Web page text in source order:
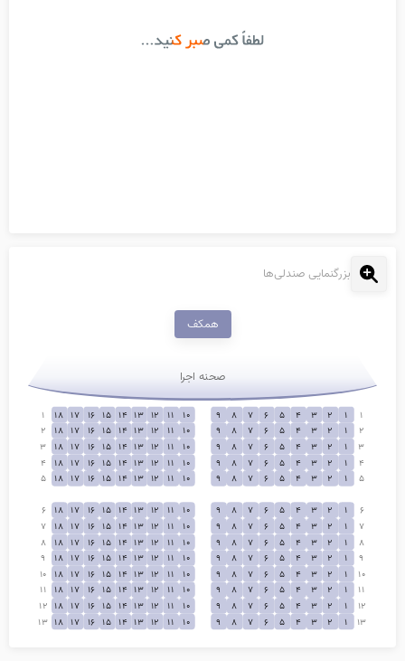
بزرگنمایی صندلی‌ها
همکف
صحنه اجرا
1
1
2
3
4
5
6
7
8
9
10
11
12
13
14
15
16
17
18
1
2
1
2
3
4
5
6
7
8
9
10
11
12
13
14
15
16
17
18
2
3
1
2
3
4
5
6
7
8
9
10
11
12
13
14
15
16
17
18
3
4
1
2
3
4
5
6
7
8
9
10
11
12
13
14
15
16
17
18
4
5
1
2
3
4
5
6
7
8
9
10
11
12
13
14
15
16
17
18
5
6
1
2
3
4
5
6
7
8
9
10
11
12
13
14
15
16
17
18
6
7
1
2
3
4
5
6
7
8
9
10
11
12
13
14
15
16
17
18
7
8
1
2
3
4
5
6
7
8
9
10
11
12
13
14
15
16
17
18
8
9
1
2
3
4
5
6
7
8
9
10
11
12
13
14
15
16
17
18
9
10
1
2
3
4
5
6
7
8
9
10
11
12
13
14
15
16
17
18
10
11
1
2
3
4
5
6
7
8
9
10
11
12
13
14
15
16
17
18
11
12
1
2
3
4
5
6
7
8
9
10
11
12
13
14
15
16
17
18
12
13
1
2
3
4
5
6
7
8
9
10
11
12
13
14
15
16
17
18
13